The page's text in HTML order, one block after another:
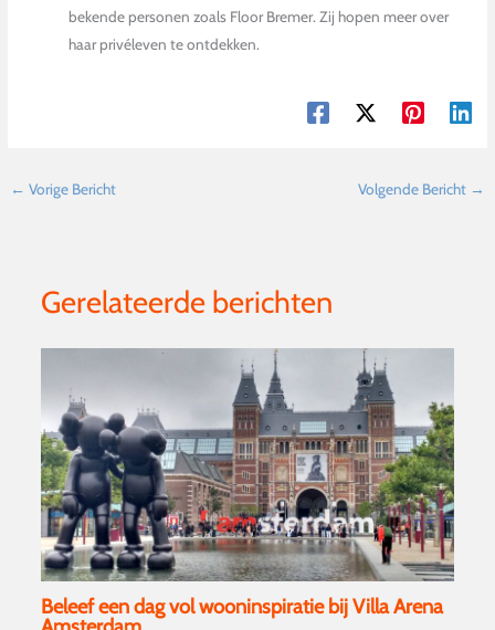
bekende personen zoals Floor Bremer. Zij hopen meer over
haar privéleven te ontdekken.
← Vorige Bericht Volgende Bericht →
Gerelateerde berichten
Beleef een dag vol wooninspiratie bij Villa Arena